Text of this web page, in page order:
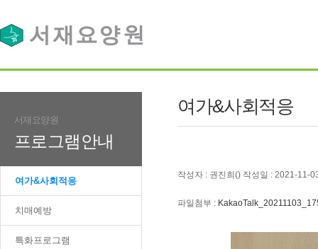
서재요양원
프로그램안내
여가&사회적응
치매예방
특화프로그램
여가&사회적응
작성자 : 권진희() 작성일 : 2021-11-
파일첨부 :